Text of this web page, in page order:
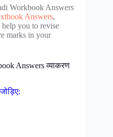
Workbook Answers
Answers,
you to revise
marks in your
Answers व्याकरण